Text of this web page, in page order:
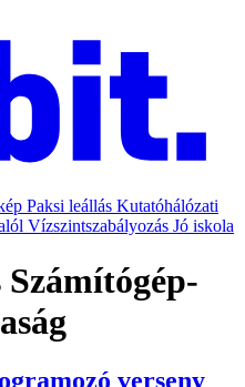
Paksi leállás Kutatóhálózati
Vízszintszabályozás Jó iskola
verseny